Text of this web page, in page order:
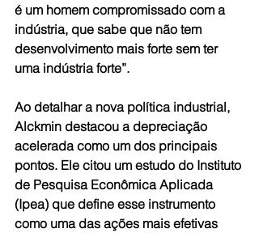
é um homem compromissado com a
indústria, que sabe que não tem
desenvolvimento mais forte sem ter
uma indústria forte”.
Ao detalhar a nova política industrial,
Alckmin destacou a depreciação
acelerada como um dos principais
pontos. Ele citou um estudo do Instituto
de Pesquisa Econômica Aplicada
(Ipea) que define esse instrumento
como uma das ações mais efetivas